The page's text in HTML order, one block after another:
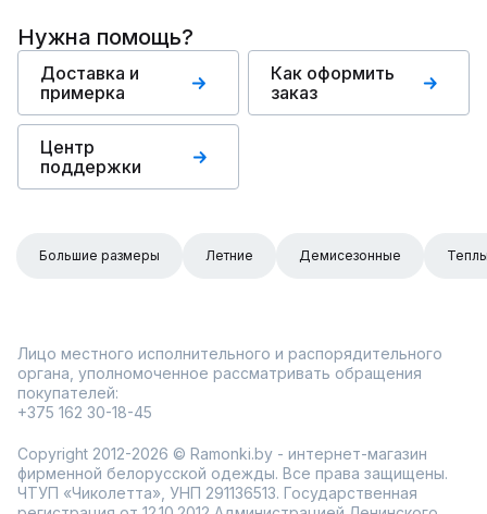
Нужна помощь?
Доставка и
примерка
Как оформить
заказ
Центр
поддержки
Большие размеры Летние Демисезонные
Лицо местного исполнительного и распорядительного
органа, уполномоченное рассматривать обращения
покупателей:
+375 162 30-18-45
Copyright 2012-2026 © Ramonki.by - интернет-магазин
фирменной белорусской одежды. Все права защищены.
ЧТУП «Чиколетта», УНП 291136513. Государственная